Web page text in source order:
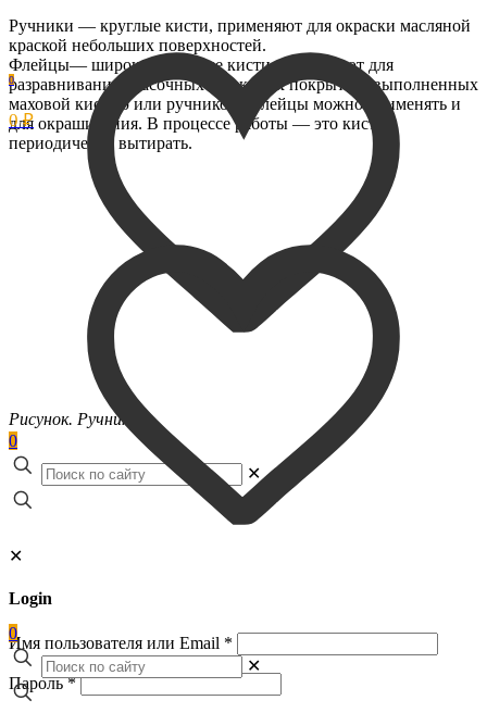
0
✕
✕
Login
Имя пользователя или Email *
Пароль*
0
0 ₽
0
✕
Ручники — круглые кисти, применяют для окраски масляной
краской небольших поверхностей.
Флейцы— широкие плоские кисти, применяют для
разравнивания красочных и лаковых покрытий, выполненных
маховой кистью или ручником. Флейцы можно применять и
для окрашивания. В процессе работы — это кисти
периодически вытирать.
Рисунок. Ручник